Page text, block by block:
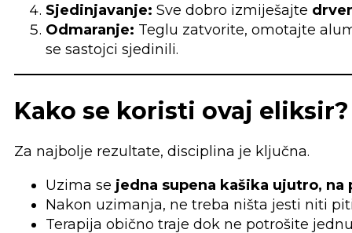
Sjedinjavanje: Sve dobro izmiješajte
Odmaranje: Teglu zatvorite, omotajte
se sastojci sjedinili.
Kako se koristi ovaj eliksir?
Za najbolje rezultate, disciplina je ključna.
Uzima se jedna supena kašika ujutro, na
Nakon uzimanja, ne treba ništa jesti niti
Terapija obično traje dok ne potrošite